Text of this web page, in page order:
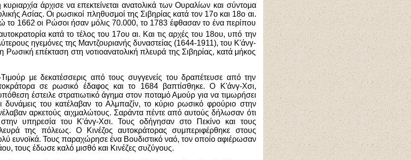
άρχισε να επεκτείνεται ανατολικά των Ουραλίων και σύντομα
Ασίας. Οι ρωσικοί πληθυσμοί της Σιβηρίας κατά τον 17ο και 18ο αι.
1662 οι Ρώσοι ήσαν μόλις 70.000, το 1783 έφθασαν το ένα περίπου
κατά το τέλος του 17ου αι. Και τις αρχές του 18ου, υπό την
ηγεμόνες της Μαντζουριανής δυναστείας (1644-1911), του Κ'άνγ-
Ρωσική επέκταση στη νοτιοανατολική πλευρά της Σιβηρίας, κατά μήκος
με δεκατέσσερις από τους συγγενείς του δραπέτευσε από την
σε ρωσικό έδαφος και το 1684 βαπτίσθηκε. Ο Κ'άνγ-Χσι,
έστειλε στρατιωτικό άγημα στον ποταμό Αμούρ για να τιμωρήσει
του κατέλαβαν το Αλμπαζίν, το κύριο ρωσικό φρούριο στην
αρκετούς αιχμαλώτους. Σαράντα πέντε από αυτούς δήλωσαν ότι
υπηρεσία του Κ'άνγ-Χσι. Τους οδήγησαν στο Πεκίνο και τους
της πόλεως. Ο Κινέζος αυτοκράτορας συμπεριφέρθηκε στους
ευνοϊκά. Τους παραχώρησε ένα Βουδιστικό ναό, τον οποίο αφιέρωσαν
τους έδωσε καλό μισθό και Κινέζες συζύγους.